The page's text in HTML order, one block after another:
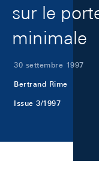
sur le
minimale
30 settembre 1997
Bertrand Rime
Issue 3/1997